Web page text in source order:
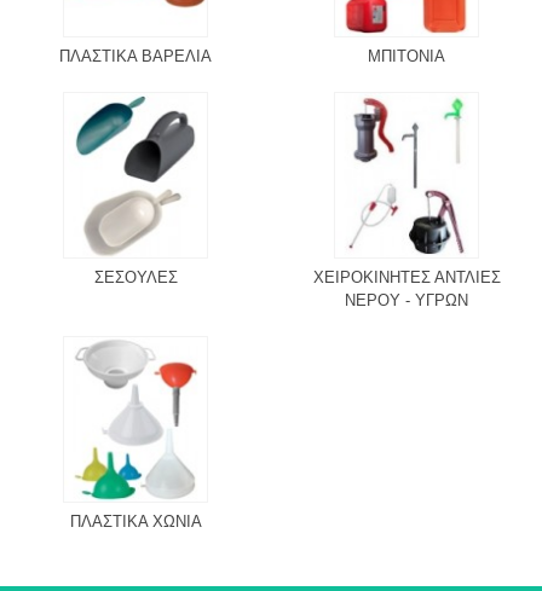
ΠΛΑΣΤΙΚΑ ΒΑΡΕΛΙΑ ΜΠΙΤΟΝΙΑ
ΣΕΣΟΥΛΕΣ
ΧΕΙΡΟΚΙΝΗΤΕΣ ΑΝΤΛΙΕΣ
ΝΕΡΟΥ - ΥΓΡΩΝ
ΠΛΑΣΤΙΚΑ ΧΩΝΙΑ